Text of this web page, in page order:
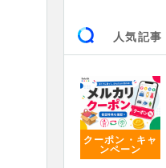
人気記事
クーポン・キャ
ンペーン